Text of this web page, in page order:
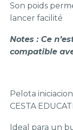
Son poids
lancer facilité
Notes : Ce
compatible
Pelota
CESTA
Ideal para un